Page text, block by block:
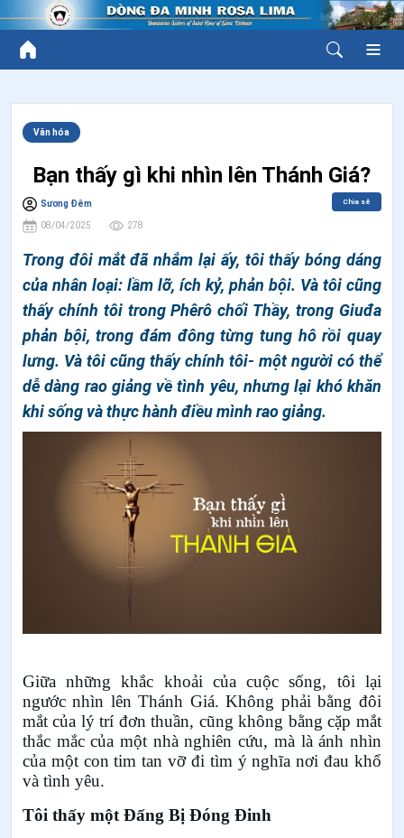
Văn hóa
Bạn thấy gì khi nhìn lên Thánh Giá?
Sương Đêm
08/04/2025 278
Chia sẻ
Trong đôi mắt đã nhắm lại ấy, tôi thấy bóng dáng
của nhân loại: lầm lỡ, ích kỷ, phản bội. Và tôi cũng
thấy chính tôi trong Phêrô chối Thầy, trong Giuđa
phản bội, trong đám đông từng tung hô rồi quay
lưng. Và tôi cũng thấy chính tôi- một người có thể
dễ dàng rao giảng về tình yêu, nhưng lại khó khăn
khi sống và thực hành điều mình rao giảng.
Giữa những khắc khoải của cuộc sống, tôi lại
ngước nhìn lên Thánh Giá. Không phải bằng đôi
mắt của lý trí đơn thuần, cũng không bằng cặp mắt
thắc mắc của một nhà nghiên cứu, mà là ánh nhìn
của một con tim tan vỡ đi tìm ý nghĩa nơi đau khổ
và tình yêu.
Tôi thấy một Đấng Bị Đóng Đinh